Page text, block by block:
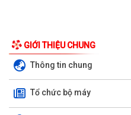
GIỚI THIỆU CHUNG
Thông tin chung
Tổ chức bộ máy